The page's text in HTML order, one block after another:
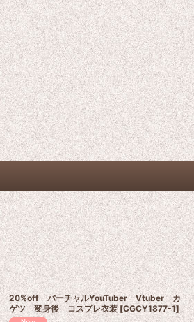
20%off バーチャルYouTuber Vtuber カ
ゲツ 変身後 コスプレ衣装 [CGCY1877-1]